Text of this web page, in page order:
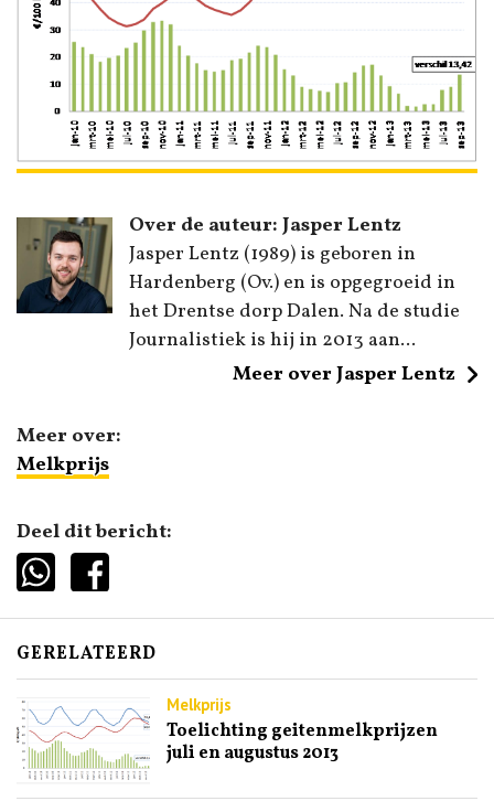
Over de auteur: Jasper Lentz
Jasper Lentz (1989) is geboren in
Hardenberg (Ov.) en is opgegroeid in
het Drentse dorp Dalen. Na de studie
Journalistiek is hij in 2013 aan...
Meer over Jasper Lentz
Meer over:
Melkprijs
Deel dit bericht:
GERELATEERD
Melkprijs
Toelichting geitenmelkprijzen
juli en augustus 2013